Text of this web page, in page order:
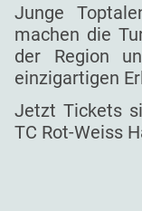
Junge
machen die
der Region
einzigartigen
Jetzt Tickets
TC Rot-Weiss